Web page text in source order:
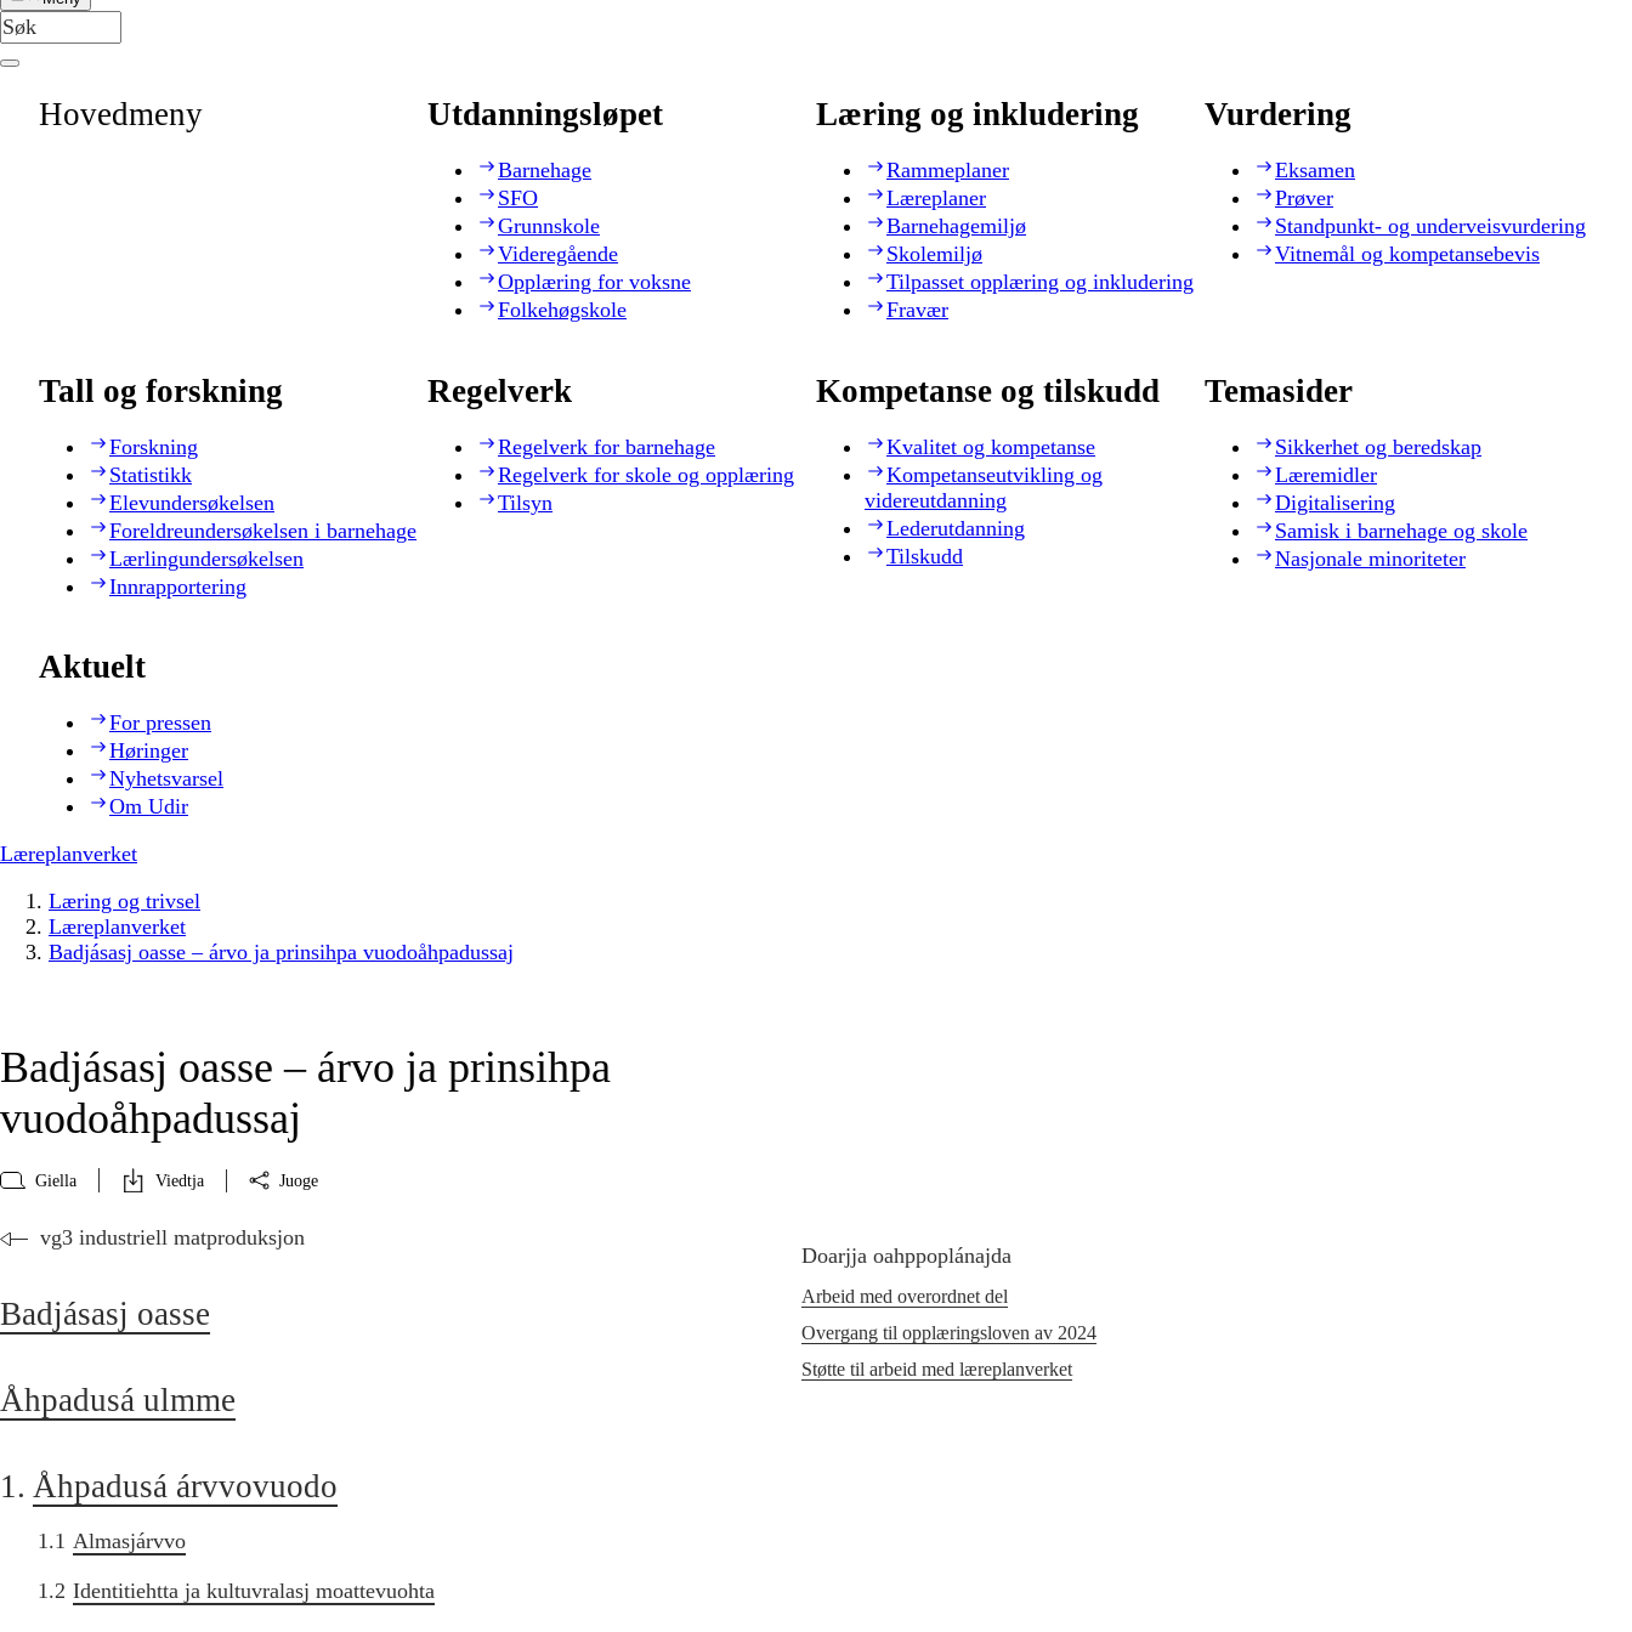
Hovedmeny Utdanningsløpet
Barnehage
SFO
Grunnskole
Videregående
Opplæring for voksne
Folkehøgskole
Læring og inkludering
Rammeplaner
Læreplaner
Barnehagemiljø
Skolemiljø
Tilpasset opplæring og inkludering
Fravær
Vurdering
Eksamen
Prøver
Standpunkt- og underveisvurdering
Vitnemål og kompetansebevis
Tall og forskning
Forskning
Statistikk
Elevundersøkelsen
Foreldreundersøkelsen i barnehage
Lærlingundersøkelsen
Innrapportering
Regelverk
Regelverk for barnehage
Regelverk for skole og opplæring
Tilsyn
Kompetanse og tilskudd
Kvalitet og kompetanse
Kompetanseutvikling og
videreutdanning
Lederutdanning
Tilskudd
Temasider
Sikkerhet og beredskap
Læremidler
Digitalisering
Samisk i barnehage og skole
Nasjonale minoriteter
Aktuelt
For pressen
Høringer
Nyhetsvarsel
Om Udir
Læreplanverket
Læring og trivsel
Læreplanverket
Badjásasj oasse – árvo ja prinsihpa vuodoåhpadussaj
Badjásasj oasse – árvo ja prinsihpa
vuodoåhpadussaj
Giella Viedtja Juoge
vg3 industriell matproduksjon
Badjásasj oasse
Åhpadusá ulmme
1. Åhpadusá árvvovuodo
1.1 Almasjárvvo
1.2 Identitiehtta ja kultuvralasj moattevuohta
Doarjja oahppoplánajda
Arbeid med overordnet del
Overgang til opplæringsloven av 2024
Støtte til arbeid med læreplanverket